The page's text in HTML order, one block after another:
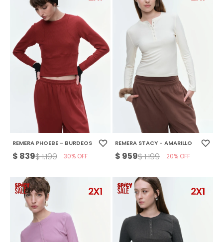
REMERA PHOEBE - BURDEOS
$ 839$1.199 30
REMERA STACY - AMARILLO
$ 959$1.199 20